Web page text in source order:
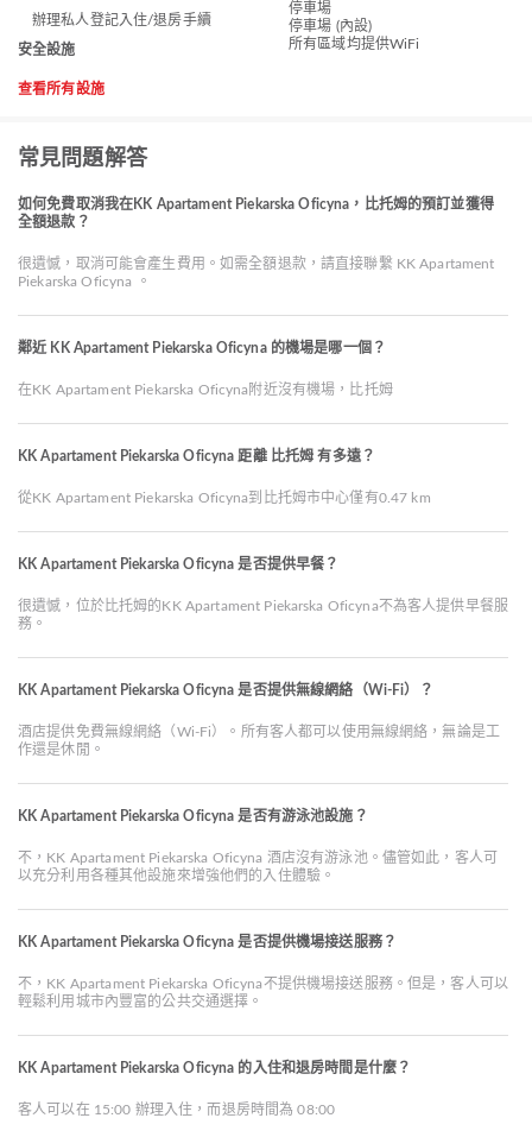
辦理私人登記入住/退房手續
安全設施
停車場
停車場 (內設)
所有區域均提供WiFi
查看所有設施
常見問題解答
如何免費取消我在KK Apartament Piekarska Oficyna，比托姆的預訂並獲得
全額退款？
很遺憾，取消可能會產生費用。如需全額退款，請直接聯繫 KK Apartament
Piekarska Oficyna 。
鄰近 KK Apartament Piekarska Oficyna 的機場是哪一個？
在KK Apartament Piekarska Oficyna附近沒有機場，比托姆
KK Apartament Piekarska Oficyna 距離 比托姆 有多遠？
從KK Apartament Piekarska Oficyna到比托姆市中心僅有0.47 km
KK Apartament Piekarska Oficyna 是否提供早餐？
很遺憾，位於比托姆的KK Apartament Piekarska Oficyna不為客人提供早餐服
務。
KK Apartament Piekarska Oficyna 是否提供無線網絡（Wi-Fi）？
酒店提供免費無線網絡（Wi-Fi）。所有客人都可以使用無線網絡，無論是工
作還是休閒。
KK Apartament Piekarska Oficyna 是否有游泳池設施？
不，KK Apartament Piekarska Oficyna 酒店沒有游泳池。儘管如此，客人可
以充分利用各種其他設施來增強他們的入住體驗。
KK Apartament Piekarska Oficyna 是否提供機場接送服務？
不，KK Apartament Piekarska Oficyna不提供機場接送服務。但是，客人可以
輕鬆利用城市內豐富的公共交通選擇。
KK Apartament Piekarska Oficyna 的入住和退房時間是什麼？
客人可以在 15:00 辦理入住，而退房時間為 08:00